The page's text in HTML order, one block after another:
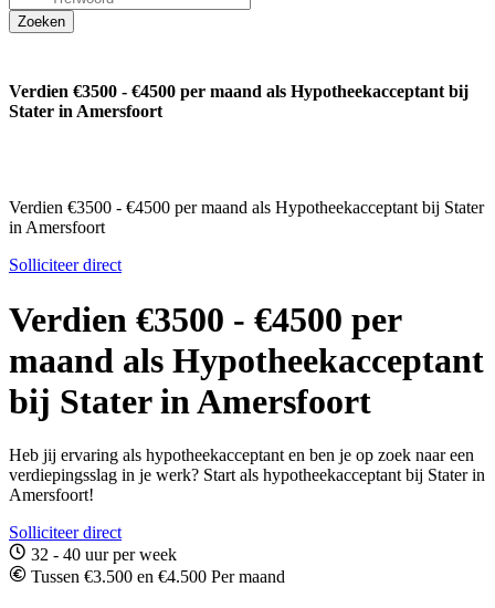
Verdien €3500 - €4500 per maand als Hypotheekacceptant bij
Stater in Amersfoort
Verdien €3500 - €4500 per maand als Hypotheekacceptant bij Stater
in Amersfoort
Solliciteer direct
Verdien €3500 - €4500 per
maand als Hypotheekacceptant
bij Stater in Amersfoort
Heb jij ervaring als hypotheekacceptant en ben je op zoek naar een
verdiepingsslag in je werk? Start als hypotheekacceptant bij Stater in
Amersfoort!
Solliciteer direct
32 - 40 uur per week
Tussen €3.500 en €4.500 Per maand